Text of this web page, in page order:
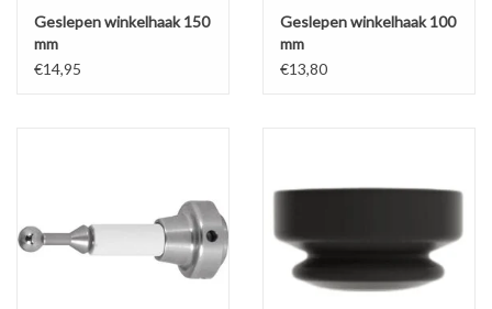
Geslepen winkelhaak 150
mm
€14,95
Geslepen winkelhaak 100
mm
€13,80